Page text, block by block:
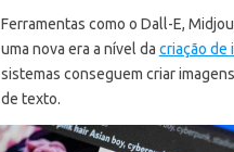
Ferramentas como o Dall-E,
uma nova era a nível da criação de
sistemas conseguem criar
de texto.